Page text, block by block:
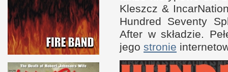
Kleszcz &
Hun­dred Seventy
After w składzie.
jego stronie